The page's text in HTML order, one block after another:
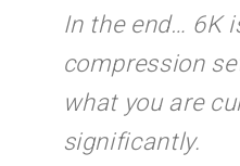
In the end… 6K
compression
what you are
significantly.